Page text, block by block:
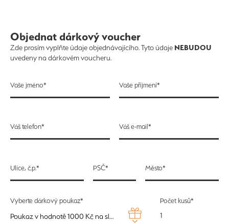
Objednat dárkový voucher
Zde prosím vyplňte údaje objednávajícího. Tyto údaje NEBUDOU
uvedeny na dárkovém voucheru.
Vaše jméno* Vaše příjmení*
Váš telefon* Váš e-mail*
Ulice, č.p.* PSČ* Město*
Vyberte dárkový poukaz*
Poukaz v hodnotě 1000 Kč na služby WELLNESS - 1000 Kč
Počet kusů*